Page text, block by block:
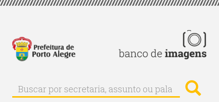
Pular
principal
Buscar
Buscar
por